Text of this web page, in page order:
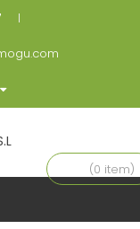
(0 item)